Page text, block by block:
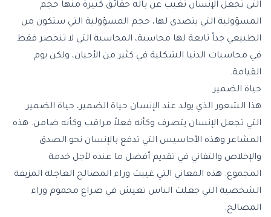
التي تجعل الإنسان تغيب عن باله حقائق كثيرة منها حجم
المسؤولية التي يتصدى لها، حجم المسؤولية التي ستكون من
الطبيعي جداً تابعة لها محاسبة، المحاسبة التي لا تنحصر فقط
في محاسبات الدنيا الشكلية في كثير من الأحيان، ولكن يوم
القيامة.
حياة الضمير
هذا الشعور الذي يولد عند الإنسان حياة الضمير، حياة الضمير
التي تجعل الإنسان يتصرف وكأنه فعلاً مراقب وكأنه ضامن. هذه
المشاعر وهذه الأحاسيس التي تدفع بالإنسان نحو الصدق
والإخلاص والتفاني في تقديم أفضل ما عنده لأجل خدمة
المجموع. هذه المعاني التي غيبت وراء المصالح العاجلة المزيفة
الشخصية التي جعلت الناس تعيش في صراع محموم وراء
المصالح.